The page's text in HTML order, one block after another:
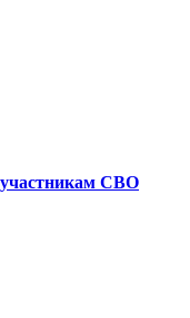
участникам СВО